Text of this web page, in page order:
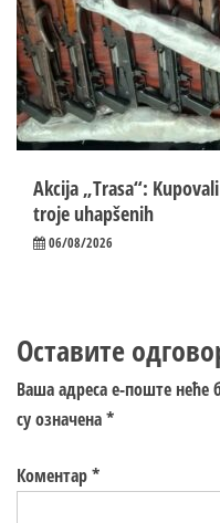
Akcija „Trasa“:
troje uhapšenih
06/08/2026
Оставите
Ваша адреса е-поште неће
су означена*
Коментар*